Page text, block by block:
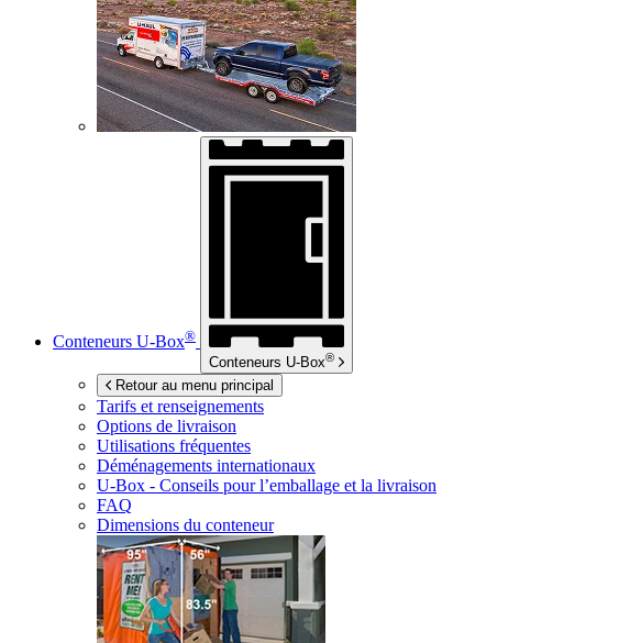
Conteneurs U-Box®
Conteneurs U-Box®
Retour au menu principal
Tarifs et renseignements
Options de livraison
Utilisations fréquentes
Déménagements internationaux
U-Box - Conseils pour l’emballage et la livraison
FAQ
Dimensions du conteneur